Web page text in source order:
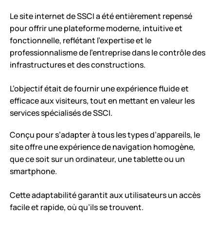
Le site internet de SSCI a été entièrement repensé
pour offrir une plateforme moderne, intuitive et
fonctionnelle, reflétant l’expertise et le
professionnalisme de l’entreprise dans le contrôle des
infrastructures et des constructions.
L’objectif était de fournir une expérience fluide et
efficace aux visiteurs, tout en mettant en valeur les
services spécialisés de SSCI.
Conçu pour s’adapter à tous les types d’appareils, le
site offre une expérience de navigation homogène,
que ce soit sur un ordinateur, une tablette ou un
smartphone.
Cette adaptabilité garantit aux utilisateurs un accès
facile et rapide, où qu’ils se trouvent.